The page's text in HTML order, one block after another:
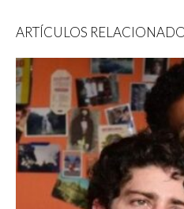
ARTÍCULOS